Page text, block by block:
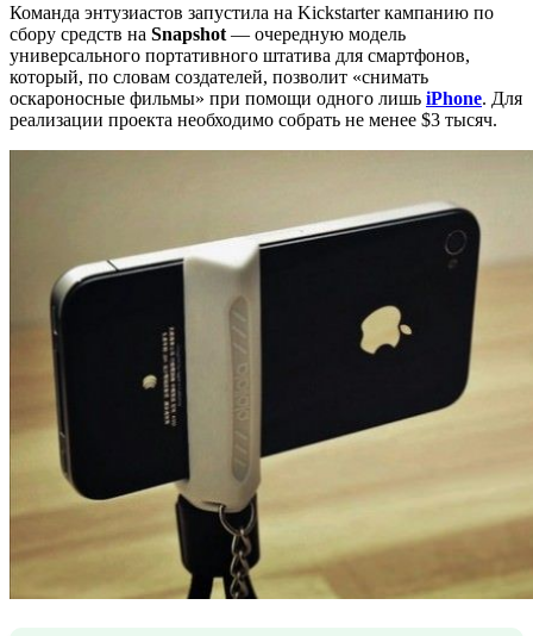
Команда энтузиастов запустила на Kickstarter кампанию по
сбору средств на Snapshot — очередную модель
универсального портативного штатива для смартфонов,
который, по словам создателей, позволит «снимать
оскароносные фильмы» при помощи одного лишь iPhone. Для
реализации проекта необходимо собрать не менее $3 тысяч.